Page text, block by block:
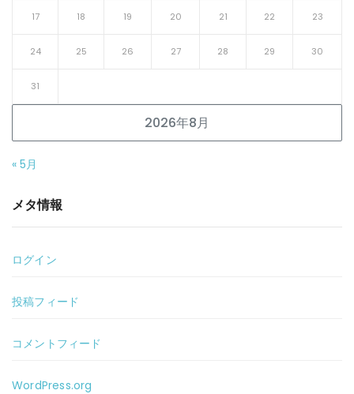
2026年8月
17 18 19 20 21 22 23
24 25 26 27 28 29 30
31
« 5月
メタ情報
ログイン
投稿フィード
コメントフィード
WordPress.org